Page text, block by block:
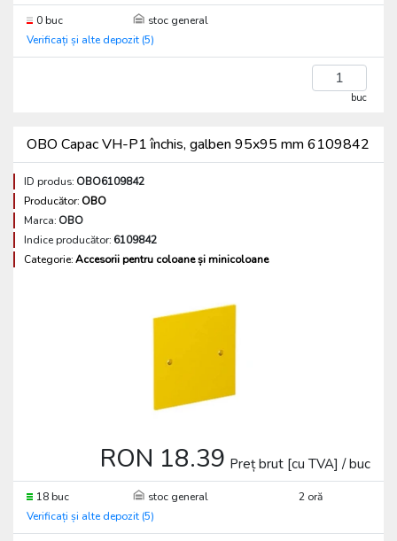
0 buc
stoc general
Verificați și alte depozit (5)
buc
OBO Capac VH-P1 închis, galben 95x95 mm 6109842
ID produs: OBO6109842
Producător: OBO
Marca: OBO
Indice producător: 6109842
Categorie:Accesorii pentru coloane și minicoloane
RON 18.39 Preț brut [cu TVA] / buc
18 buc stoc general
2 oră
Verificați și alte depozit (5)